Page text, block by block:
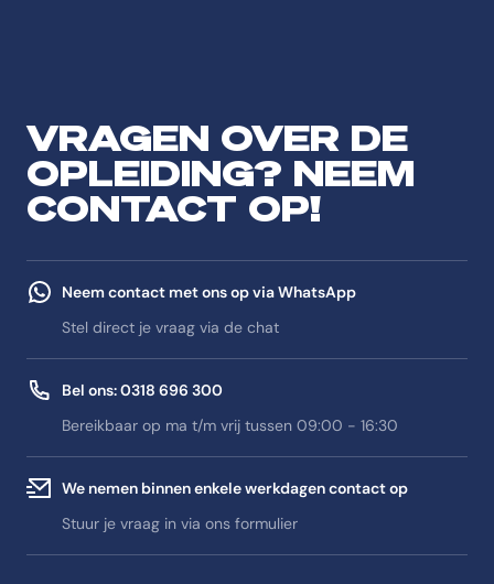
VRAGEN OVER DE
OPLEIDING? NEEM
CONTACT OP!
Neem contact met ons op via WhatsApp
Stel direct je vraag via de chat
Bel ons: 0318 696 300
Bereikbaar op ma t/m vrij tussen 09:00 - 16:30
We nemen binnen enkele werkdagen contact op
Stuur je vraag in via ons formulier